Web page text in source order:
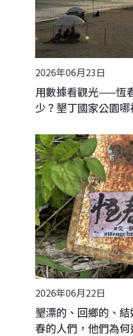
2026年06月23日
用數據看觀光——恆
少？墾丁國家公園
2026年06月22日
墾漂的、回鄉的、
春的人們，他們為何